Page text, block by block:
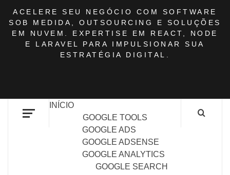
ACELERE SEU NEGÓCIO COM SOFTWARE
SOB MEDIDA, OUTSOURCING E SOLUÇÕES
EM NUVEM. EXPERTISE EM REACT, NODE
E LARAVEL PARA IMPULSIONAR SUA
ESTRATÉGIA DIGITAL.
INÍCIO
GOOGLE TOOLS
GOOGLE ADS
GOOGLE ADSENSE
GOOGLE ANALYTICS
GOOGLE SEARCH